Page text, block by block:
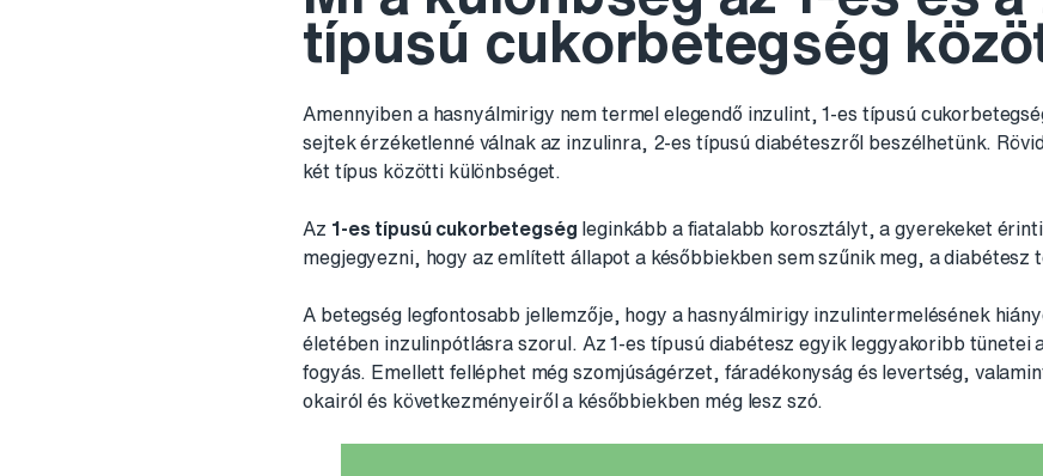
típusú cukorbetegség
Amennyiben a hasnyálmirigy nem termel elegendő inzulint, 1-es típusú
sejtek érzéketlenné válnak az inzulinra, 2-es típusú diabéteszről beszélhetünk.
két típus közötti különbséget.
Az 1-es típusú cukorbetegség leginkább a fiatalabb korosztályt, a gyerekeket
megjegyezni, hogy az említett állapot a későbbiekben sem szűnik meg, a diabétesz
A betegség legfontosabb jellemzője, hogy a hasnyálmirigy inzulintermelésének
életében inzulinpótlásra szorul. Az 1-es típusú diabétesz egyik leggyakoribb tünetei
fogyás. Emellett felléphet még szomjúságérzet, fáradékonyság és levertség,
okairól és következményeiről a későbbiekben még lesz szó.